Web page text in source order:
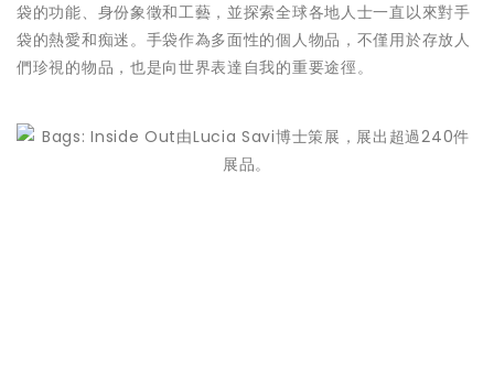
袋的功能、身份象徵和工藝，並探索全球各地人士一直以來對手
袋的熱愛和痴迷。手袋作為多面性的個人物品，不僅用於存放人
們珍視的物品，也是向世界表達自我的重要途徑。